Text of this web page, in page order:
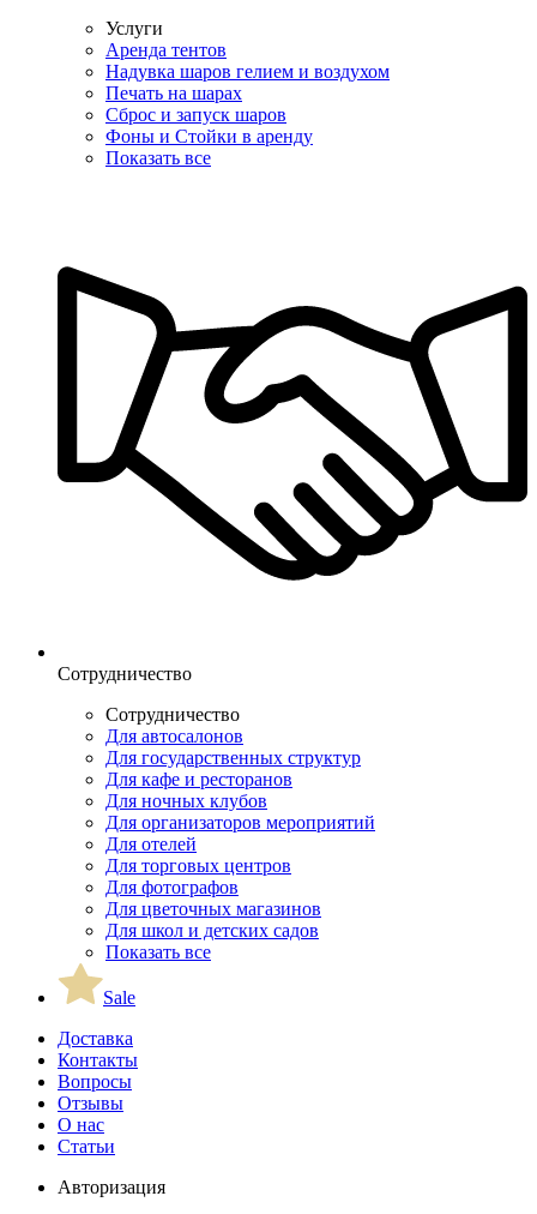
Услуги
Аренда тентов
Надувка шаров гелием и воздухом
Печать на шарах
Сброс и запуск шаров
Фоны и Стойки в аренду
Показать все
Сотрудничество
Сотрудничество
Для автосалонов
Для государственных структур
Для кафе и ресторанов
Для ночных клубов
Для организаторов мероприятий
Для отелей
Для торговых центров
Для фотографов
Для цветочных магазинов
Для школ и детских садов
Показать все
Sale
Доставка
Контакты
Вопросы
Отзывы
О нас
Статьи
Авторизация